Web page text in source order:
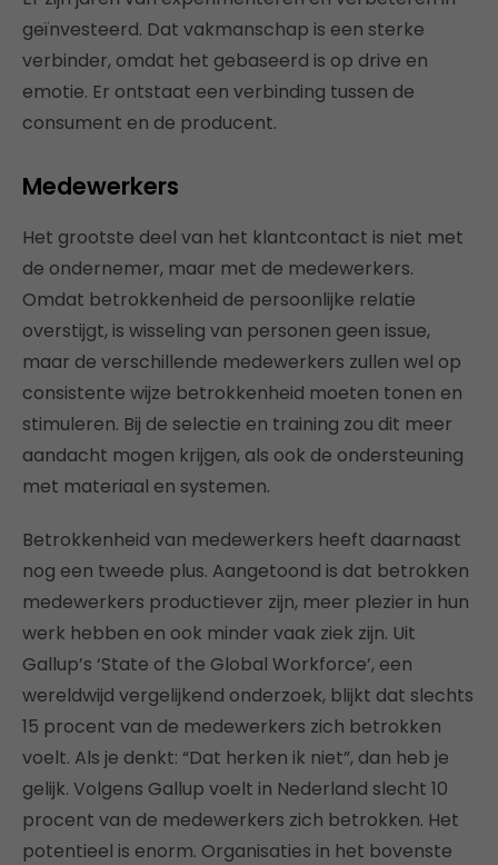
geïnvesteerd. Dat vakmanschap is een sterke
verbinder, omdat het gebaseerd is op drive en
emotie. Er ontstaat een verbinding tussen de
consument en de producent.
Medewerkers
Het grootste deel van het klantcontact is niet met
de ondernemer, maar met de medewerkers.
Omdat betrokkenheid de persoonlijke relatie
overstijgt, is wisseling van personen geen issue,
maar de verschillende medewerkers zullen wel op
consistente wijze betrokkenheid moeten tonen en
stimuleren. Bij de selectie en training zou dit meer
aandacht mogen krijgen, als ook de ondersteuning
met materiaal en systemen.
Betrokkenheid van medewerkers heeft daarnaast
nog een tweede plus. Aangetoond is dat betrokken
medewerkers productiever zijn, meer plezier in hun
werk hebben en ook minder vaak ziek zijn. Uit
Gallup’s ‘State of the Global Workforce’, een
wereldwijd vergelijkend onderzoek, blijkt dat slechts
15 procent van de medewerkers zich betrokken
voelt. Als je denkt: “Dat herken ik niet”, dan heb je
gelijk. Volgens Gallup voelt in Nederland slecht 10
procent van de medewerkers zich betrokken. Het
potentieel is enorm. Organisaties in het bovenste